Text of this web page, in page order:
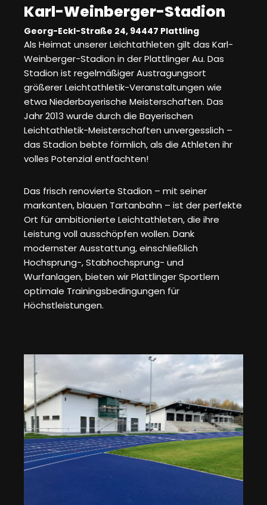
Karl-Weinberger-Stadion
Georg-Eckl-Straße 24, 94447 Plattling
Als Heimat unserer Leichtathleten gilt das Karl-
Weinberger-Stadion in der Plattlinger Au. Das
Stadion ist regelmäßiger Austragungsort
größerer Leichtathletik-Veranstaltungen wie
etwa Niederbayerische Meisterschaften. Das
Jahr 2013 wurde durch die Bayerischen
Leichtathletik-Meisterschaften unvergesslich –
das Stadion bebte förmlich, als die Athleten ihr
volles Potenzial entfachten!
Das frisch renovierte Stadion – mit seiner
markanten, blauen Tartanbahn – ist der perfekte
Ort für ambitionierte Leichtathleten, die ihre
Leistung voll ausschöpfen wollen. Dank
modernster Ausstattung, einschließlich
Hochsprung-, Stabhochsprung- und
Wurfanlagen, bieten wir Plattlinger Sportlern
optimale Trainingsbedingungen für
Höchstleistungen.